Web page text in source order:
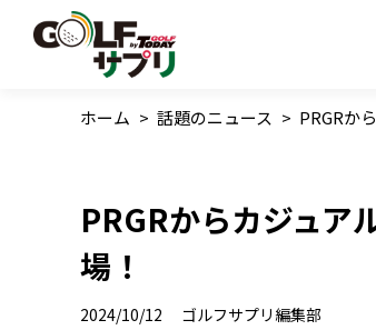
ホーム > 話題のニュース > PRGRか
PRGRからカジュア
場！
2024/10/12 ゴルフサプリ編集部